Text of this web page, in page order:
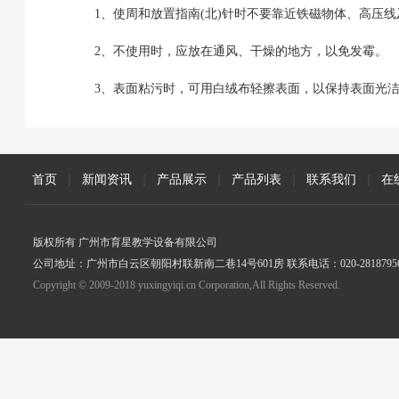
1、使周和放置指南(北)针时不要靠近铁磁物体、高压
2、不使用时，应放在通风、干燥的地方，以免发霉。
3、表面粘污时，可用白绒布轻擦表面，以保持表面光
首页 新闻资讯 产品展示 产品列表 联系我们 在
版权所有 广州市育星教学设备有限公司
公司地址：广州市白云区朝阳村联新南二巷14号601房 联系电话：020-
Copyright © 2009-2018 yuxingyiqi.cn Corporation,All Rights Reserved.